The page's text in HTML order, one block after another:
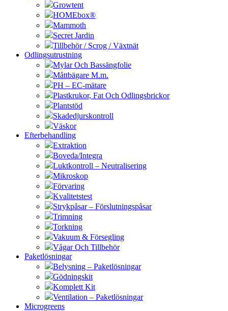
Growtent
HOMEbox®
Mammoth
Secret Jardin
Tillbehör / Scrog / Växtnät
Odlingsutrustning
Mylar Och Bassängfolie
Måttbägare M.m.
PH – EC-mätare
Plastkrukor, Fat Och Odlingsbrickor
Plantstöd
Skadedjurskontroll
Väskor
Efterbehandling
Extraktion
Boveda/Integra
Luktkontroll – Neutralisering
Mikroskop
Förvaring
Kvalitetstest
Strykpåsar – Förslutningspåsar
Trimning
Torkning
Vakuum & Försegling
Vågar Och Tillbehör
Paketlösningar
Belysning – Paketlösningar
Gödningskit
Komplett Kit
Ventilation – Paketlösningar
Microgreens